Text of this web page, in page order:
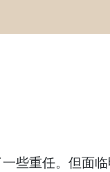
重任。但面